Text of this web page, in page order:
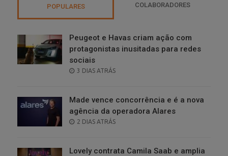
POPULARES COLABORADORES
Peugeot e Havas criam ação com
protagonistas inusitadas para redes
sociais
POSTED
3 DIAS ATRÁS
Made vence concorrência e é a nova
agência da operadora Alares
POSTED
2 DIAS ATRÁS
Lovely contrata Camila Saab e amplia